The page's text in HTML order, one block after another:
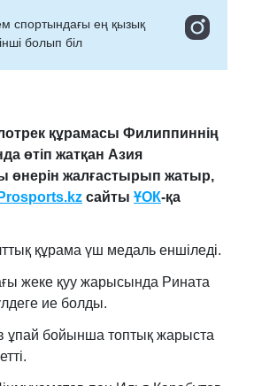
спортындағы ең қызық
болып біл
құрамасы Филиппиннің
өтіп жатқан Азия
өнерін жалғастырып жатыр,
Prosports.kz сайты ҰОК-қа
құрама үш медаль еншіледі.
жеке қуу жарысында Рината
ие болды.
ұпай бойынша топтық жарыста